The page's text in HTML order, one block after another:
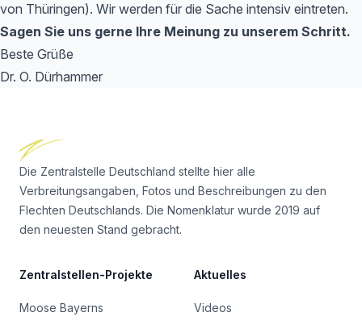
von Thüringen). Wir werden für die Sache intensiv eintreten.
Sagen Sie uns gerne Ihre Meinung zu unserem Schritt.
Beste Grüße
Dr. O. Dürhammer
Die Zentralstelle Deutschland stellte hier alle
Verbreitungsangaben, Fotos und Beschreibungen zu den
Flechten Deutschlands. Die Nomenklatur wurde 2019 auf
den neuesten Stand gebracht.
Zentralstellen-Projekte
Moose Bayerns
Aktuelles
Videos